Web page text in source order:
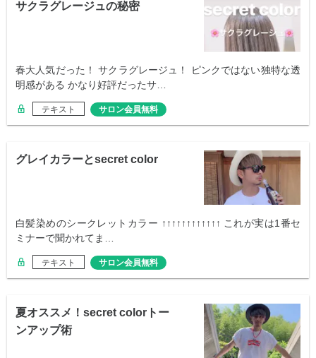
サクラグレージュの秘密
春大人気だった！ サクラグレージュ！ ピンクではない独特な透
明感がある かなり好評だったサ…
テキスト サロン会員無料
グレイカラーとsecret color
白髪染めのシークレットカラー ↑↑↑↑↑↑↑↑↑↑↑↑ これが実は1番セ
ミナーで聞かれてま…
テキスト サロン会員無料
夏オススメ！secret colorトー
ンアップ術